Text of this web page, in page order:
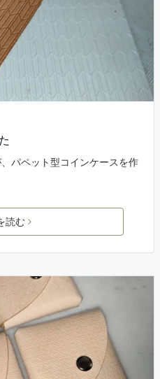
パペット型コインケースを作
読む